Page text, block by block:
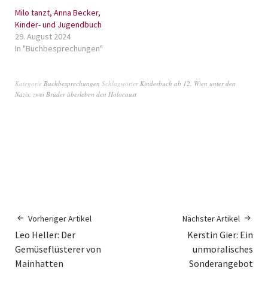
Milo tanzt, Anna Becker,
Kinder- und Jugendbuch
29. August 2024
In "Buchbesprechungen"
Kategorie Buchbesprechungen SchlagwörterKinderbuch ab 12, Wien unter den
Nazis, zwei Brüder überleben den Holocaust
Vorheriger Artikel
Leo Heller: Der
Gemüseflüsterer von
Mainhatten
Nächster Artikel
Kerstin Gier: Ein
unmoralisches
Sonderangebot